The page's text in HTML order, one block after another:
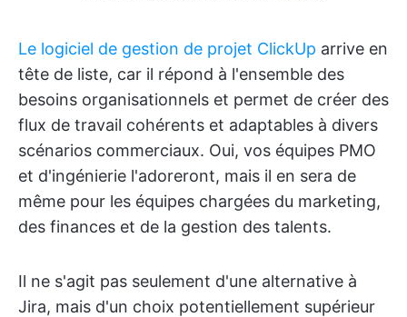
Le logiciel de gestion de projet ClickUp arrive en
tête de liste, car il répond à l'ensemble des
besoins organisationnels et permet de créer des
flux de travail cohérents et adaptables à divers
scénarios commerciaux. Oui, vos équipes PMO
et d'ingénierie l'adoreront, mais il en sera de
même pour les équipes chargées du marketing,
des finances et de la gestion des talents.
Il ne s'agit pas seulement d'une alternative à
Jira, mais d'un choix potentiellement supérieur